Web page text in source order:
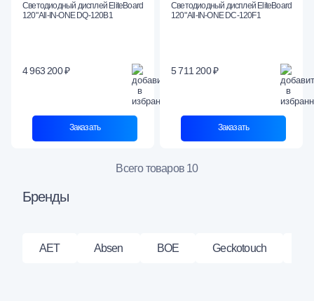
Светодиодный дисплей EliteBoard
120" All-IN-ONE DQ-120B1
4 963 200 ₽
Заказать
Светодиодный дисплей EliteBoard
120" All-IN-ONE DC-120F1
5 711 200 ₽
Заказать
Всего товаров 10
Бренды
AET Absen BOE Geckotouch